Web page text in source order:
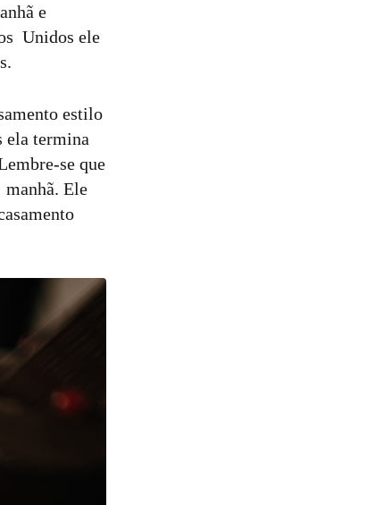
e
Unidos ele
estilo
ela termina
se que
Ele